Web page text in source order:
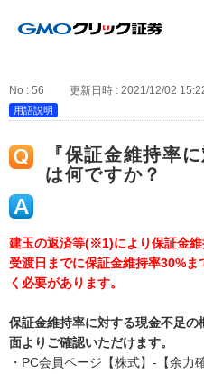
No : 56 更新日時 : 2021/12/02
用語説明
『保証金維持率
は何ですか？
建玉の返済等(※1)により保証金
受渡日までに保証金維持率30%
く必要があります。
保証金維持率に対する現金不足
面よりご確認いただけます。
・PC会員ページ【株式】-【余